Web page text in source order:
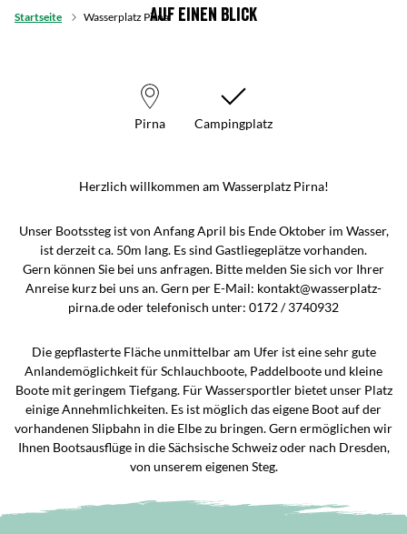
Startseite Wasserplatz PirnaAuf einen Blick
Pirna Campingplatz
Herzlich willkommen am Wasserplatz Pirna!
Unser Bootssteg ist von Anfang April bis Ende Oktober im Wasser,
ist derzeit ca. 50m lang. Es sind Gastliegeplätze vorhanden.
Gern können Sie bei uns anfragen. Bitte melden Sie sich vor Ihrer
Anreise kurz bei uns an. Gern per E-Mail: kontakt@wasserplatz-
pirna.de oder telefonisch unter: 0172 / 3740932
Die gepflasterte Fläche unmittelbar am Ufer ist eine sehr gute
Anlandemöglichkeit für Schlauchboote, Paddelboote und kleine
Boote mit geringem Tiefgang. Für Wassersportler bietet unser Platz
einige Annehmlichkeiten. Es ist möglich das eigene Boot auf der
vorhandenen Slipbahn in die Elbe zu bringen. Gern ermöglichen wir
Ihnen Bootsausflüge in die Sächsische Schweiz oder nach Dresden,
von unserem eigenen Steg.